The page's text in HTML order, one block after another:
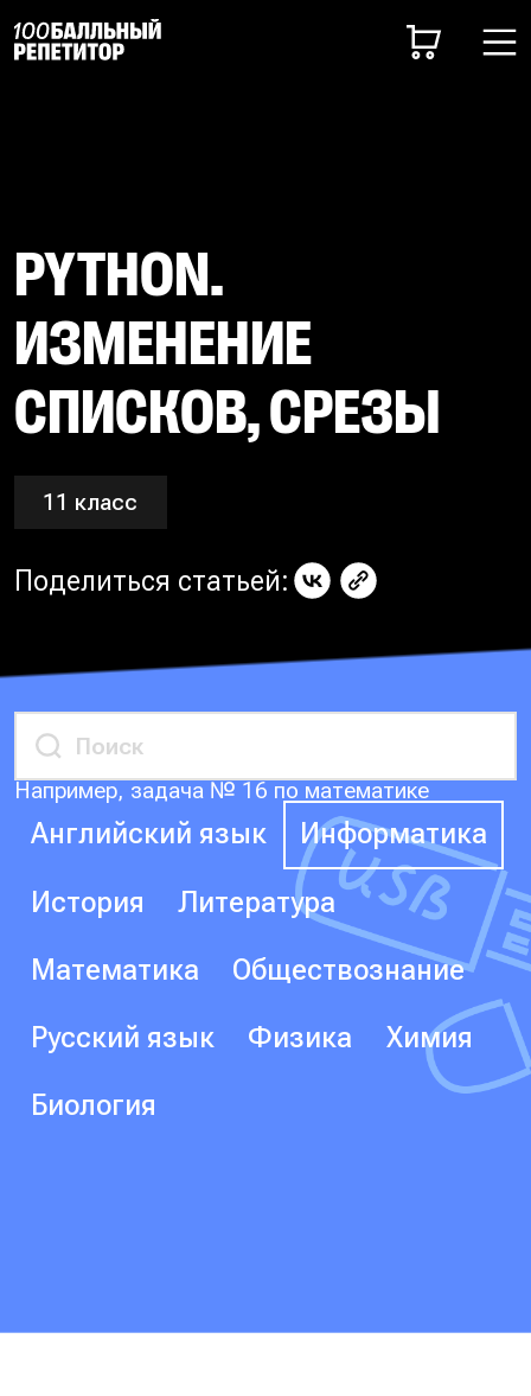
PYTHON.
ИЗМЕНЕНИЕ
СПИСКОВ, СРЕЗЫ
11 класс
Поделиться статьей:
Например, задача № 16 по математике
Английский язык Информатика
История Литература
Математика Обществознание
Русский язык Физика Химия
Биология